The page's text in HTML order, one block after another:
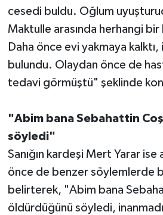
cesedi buldu. Oğlum
Maktulle arasında herhangi
Daha önce evi yakmaya
bulundu. Olaydan önce de
tedavi görmüştü" şeklinde
"Abim bana Sebahattin
söyledi"
Sanığın kardeşi Mert Yarar
önce de benzer söylemlerde
belirterek, "Abim bana
öldürdüğünü söyledi,